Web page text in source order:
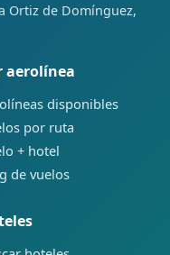
Ortiz de Domínguez,
aerolínea
disponibles
por ruta
+ hotel
de vuelos